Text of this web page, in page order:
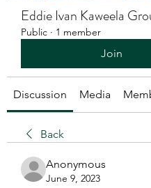
Eddie Ivan Kaweela
Public · 1 member
Join
Discussion Media
Back
Anonymous
June 9, 2023